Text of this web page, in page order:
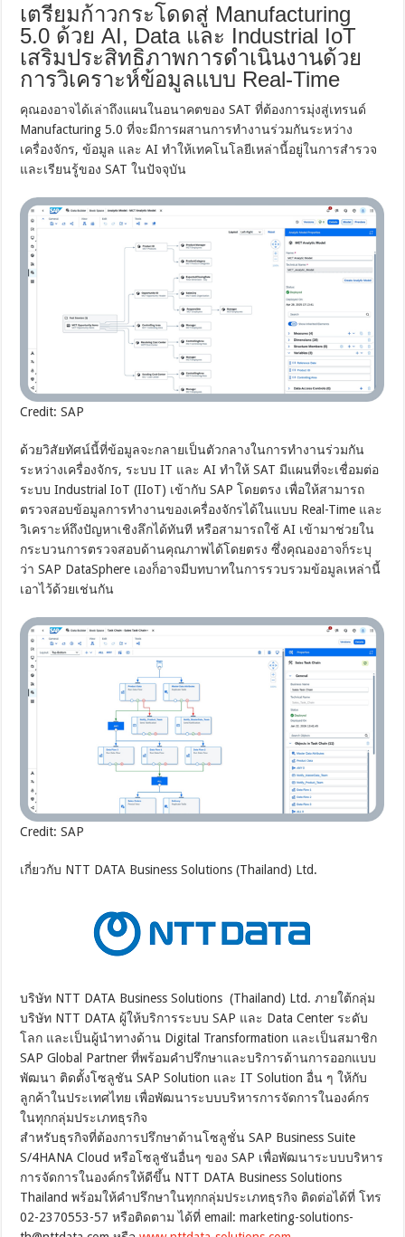
เตรียมก้าวกระโดดสู่ Manufacturing
5.0 ด้วย AI, Data และ Industrial IoT
เสริมประสิทธิภาพการดำเนินงานด้วย
การวิเคราะห์ข้อมูลแบบ Real-Time
คุณองอาจได้เล่าถึงแผนในอนาคตของ SAT ที่ต้องการมุ่งสู่เทรนด์
Manufacturing 5.0 ที่จะมีการผสานการทำงานร่วมกันระหว่าง
เครื่องจักร, ข้อมูล และ AI ทำให้เทคโนโลยีเหล่านี้อยู่ในการสำรวจ
และเรียนรู้ของ SAT ในปัจจุบัน
Credit: SAP
ด้วยวิสัยทัศน์นี้ที่ข้อมูลจะกลายเป็นตัวกลางในการทำงานร่วมกัน
ระหว่างเครื่องจักร, ระบบ IT และ AI ทำให้ SAT มีแผนที่จะเชื่อมต่อ
ระบบ Industrial IoT (IIoT) เข้ากับ SAP โดยตรง เพื่อให้สามารถ
ตรวจสอบข้อมูลการทำงานของเครื่องจักรได้ในแบบ Real-Time และ
วิเคราะห์ถึงปัญหาเชิงลึกได้ทันที หรือสามารถใช้ AI เข้ามาช่วยใน
กระบวนการตรวจสอบด้านคุณภาพได้โดยตรง ซึ่งคุณองอาจก็ระบุ
ว่า SAP DataSphere เองก็อาจมีบทบาทในการรวบรวมข้อมูลเหล่านี้
เอาไว้ด้วยเช่นกัน
Credit: SAP
เกี่ยวกับ NTT DATA Business Solutions (Thailand) Ltd.
บริษัท NTT DATA Business Solutions (Thailand) Ltd. ภายใต้กลุ่ม
บริษัท NTT DATA ผู้ให้บริการระบบ SAP และ Data Center ระดับ
โลก และเป็นผู้นำทางด้าน Digital Transformation และเป็นสมาชิก
SAP Global Partner ที่พร้อมคำปรึกษาและบริการด้านการออกแบบ
พัฒนา ติดตั้งโซลูชัน SAP Solution และ IT Solution อื่น ๆ ให้กับ
ลูกค้าในประเทศไทย เพื่อพัฒนาระบบบริหารการจัดการในองค์กร
ในทุกกลุ่มประเภทธุรกิจ
สำหรับธุรกิจที่ต้องการปรึกษาด้านโซลูชั่น SAP Business Suite
S/4HANA Cloud หรือโซลูชันอื่นๆ ของ SAP เพื่อพัฒนาระบบบริหาร
การจัดการในองค์กรให้ดีขึ้น NTT DATA Business Solutions
Thailand พร้อมให้คำปรึกษาในทุกกลุ่มประเภทธุรกิจ ติดต่อได้ที่ โทร
02-2370553-57 หรือติดตาม ได้ที่ email:marketing-solutions-